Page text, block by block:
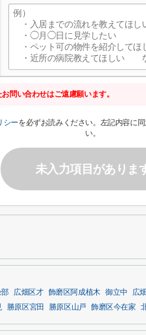
問い合わせはご遠慮願います。
シーを必ずお読みください。左記内容に
い。
未入力項目がありま
部 広畑区才 飾磨区阿成植木 御立中 広
勝原区宮田 勝原区山戸 飾磨区今在家